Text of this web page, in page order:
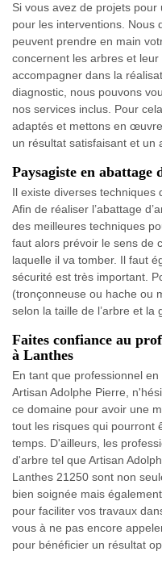
Si vous avez de projets pour
pour les interventions. Nous
peuvent prendre en main
concernent les arbres et
accompagner dans la
diagnostic, nous pouvons
nos services inclus. Pour
adaptés et mettons en
un résultat satisfaisant et un
Paysagiste en abattage
Il existe diverses techniques
Afin de réaliser l’abattage
des meilleures techniques
faut alors prévoir le sens de
laquelle il va tomber. Il faut
sécurité est très important.
(tronçonneuse ou hache ou
selon la taille de l’arbre et la
Faites confiance au
à Lanthes
En tant que professionnel
Artisan Adolphe Pierre,
ce domaine pour avoir une
tout les risques qui pourront
temps. D'ailleurs, les
d'arbre tel que Artisan
Lanthes 21250 sont non
bien soignée mais
pour faciliter vos travaux
vous à ne pas encore
pour bénéficier un résultat